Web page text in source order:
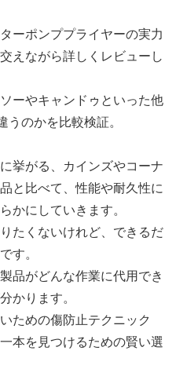
ーポンププライヤーの実力
えながら詳しくレビューし
ーやキャンドゥといった他
のかを比較検証。
挙がる、カインズやコーナ
と比べて、性能や耐久性に
かにしていきます。
たくないけれど、できるだ
す。
品がどんな作業に代用でき
かります。
ための傷防止テクニック
本を見つけるための賢い選